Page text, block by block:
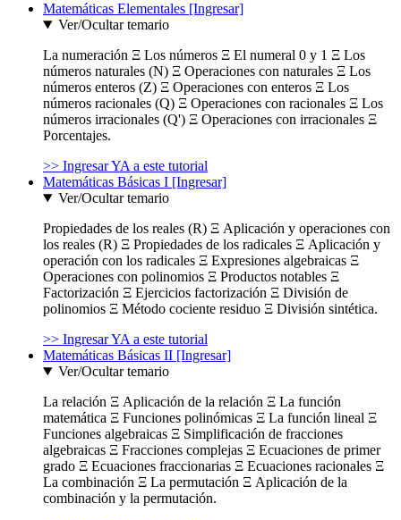
Matemáticas Elementales [Ingresar]
Ver/Ocultar temario
La numeración Ξ Los números Ξ El numeral 0 y 1 Ξ Los
números naturales (N) Ξ Operaciones con naturales Ξ Los
números enteros (Z) Ξ Operaciones con enteros Ξ Los
números racionales (Q) Ξ Operaciones con racionales Ξ Los
números irracionales (Q') Ξ Operaciones con irracionales Ξ
Porcentajes.
>> Ingresar YA a este tutorial
Matemáticas Básicas I [Ingresar]
Ver/Ocultar temario
Propiedades de los reales (R) Ξ Aplicación y operaciones con
los reales (R) Ξ Propiedades de los radicales Ξ Aplicación y
operación con los radicales Ξ Expresiones algebraicas Ξ
Operaciones con polinomios Ξ Productos notables Ξ
Factorización Ξ Ejercicios factorización Ξ División de
polinomios Ξ Método cociente residuo Ξ División sintética.
>> Ingresar YA a este tutorial
Matemáticas Básicas II [Ingresar]
Ver/Ocultar temario
La relación Ξ Aplicación de la relación Ξ La función
matemática Ξ Funciones polinómicas Ξ La función lineal Ξ
Funciones algebraicas Ξ Simplificación de fracciones
algebraicas Ξ Fracciones complejas Ξ Ecuaciones de primer
grado Ξ Ecuaciones fraccionarias Ξ Ecuaciones racionales Ξ
La combinación Ξ La permutación Ξ Aplicación de la
combinación y la permutación.